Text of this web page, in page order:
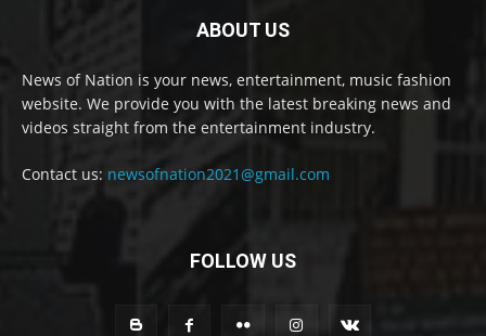
ABOUT US
News of Nation is your news, entertainment, music fashion
website. We provide you with the latest breaking news and
videos straight from the entertainment industry.
Contact us: newsofnation2021@gmail.com
FOLLOW US